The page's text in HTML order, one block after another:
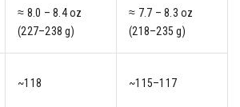
≈ 8.0 – 8.4 oz
(227–238 g)
≈ 7.7 – 8.3 oz
(218–235 g)
~118 ~115–117